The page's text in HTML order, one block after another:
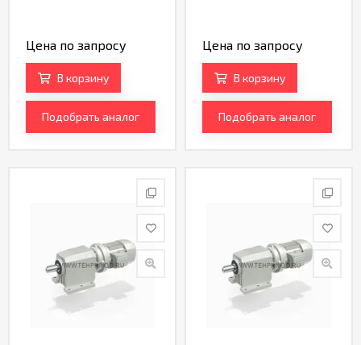
Цена по запросу
В корзину
Подобрать аналог
Цена по запросу
В корзину
Подобрать аналог